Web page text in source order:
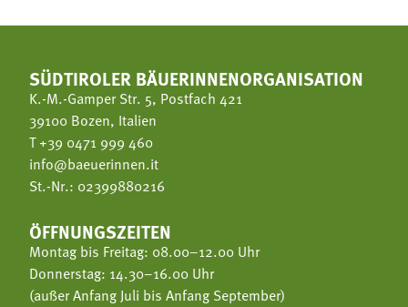
SÜDTIROLER BÄUERINNENORGANISATION
K.-M.-Gamper Str. 5, Postfach 421
39100 Bozen, Italien
T+39 0471 999 460
info@baeuerinnen.it
St.-Nr.: 02399880216
ÖFFNUNGSZEITEN
Montag bis Freitag: 08.00–12.00 Uhr
Donnerstag: 14.30–16.00 Uhr
(außer Anfang Juli bis Anfang September)